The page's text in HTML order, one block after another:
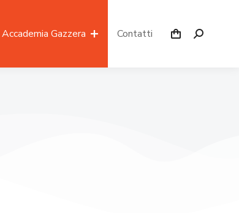
Accademia Gazzera Contatti